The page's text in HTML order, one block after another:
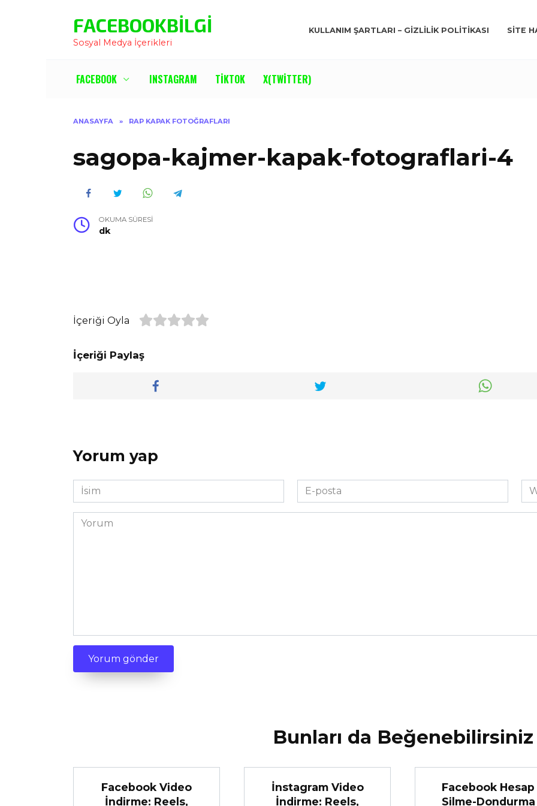
FACEBOOKBILGI
Sosyal Medya İçerikleri
KULLANIM ŞARTLARI – GIZLILIK POLITIKASI SITE
FACEBOOK INSTAGRAM TIKTOK X(TWITTER)
ANASAYFA » RAP KAPAK FOTOĞRAFLARI
sagopa-kajmer-kapak-fotograflari-4
OKUMA SÜRESI
dk
İçeriği Oyla
İçeriği Paylaş
Yorum yap
İsim
*
E-
posta
*
Yorum
Bunları da Beğenebilirsiniz
Facebook Video
İndirme: Reels,
İnstagram Video
İndirme: Reels,
Facebook Hesap
Silme-Dondurma